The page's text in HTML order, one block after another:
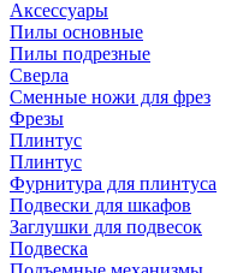
Аксессуары
Пилы основные
Пилы подрезные
Сверла
Сменные ножи для фрез
Фрезы
Плинтус
Плинтус
Фурнитура для плинтуса
Подвески для шкафов
Заглушки для подвесок
Подвеска